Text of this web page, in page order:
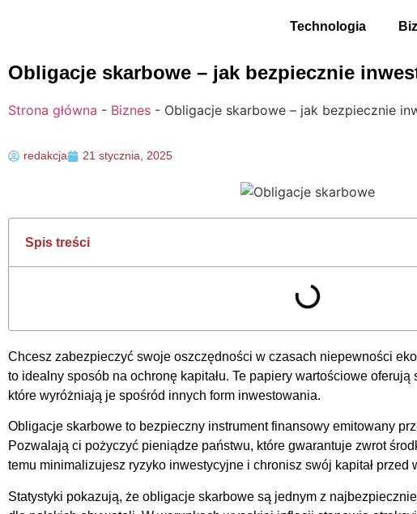
Technologia
Obligacje skarbowe – jak bezpiecznie
Strona główna - Biznes - Obligacje skarbowe – jak bezpiecznie
redakcja 21 stycznia, 2025
Spis treści
Chcesz zabezpieczyć swoje oszczędności w czasach niepewności
to idealny sposób na ochronę kapitału. Te papiery wartościowe
które wyróżniają je spośród innych form inwestowania.
Obligacje skarbowe to bezpieczny instrument finansowy emitowany
Pozwalają ci pożyczyć pieniądze państwu, które gwarantuje zwrot
temu minimalizujesz ryzyko inwestycyjne i chronisz swój kapitał przed
Statystyki pokazują, że obligacje skarbowe są jednym z